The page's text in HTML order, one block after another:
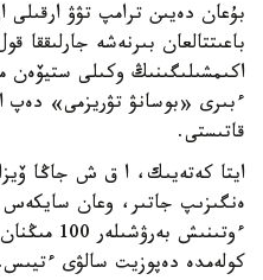
بۇعان دەيىن ترامپ تۋۋ ارقىلى
باعىتتالعان بىرنەشە جارلىققا
اكىمشىلىگىنىڭ وكىلى ستيۆەن
ءبىرى «بوسانۋ تۋريزمى» دەپ
قاتىستى.
ايتا كەتەيىك، ا ق ش جاڭا
ەنگىزىپ جاتىر، وعان سايكەس
كولەمدە دەپوزيت سالۋى ءتيىس.